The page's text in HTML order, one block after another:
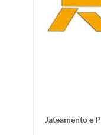
Jateamento e